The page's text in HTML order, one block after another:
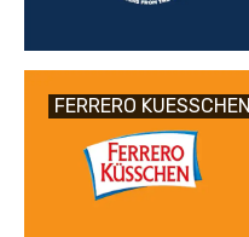
FERRERO KUESSCHEN